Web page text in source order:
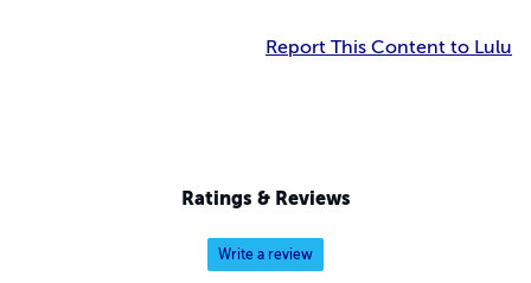
Report This Content to Lulu
Ratings & Reviews
Write a review